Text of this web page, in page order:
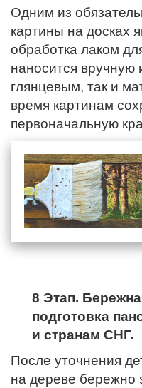
Одним из
картины на досках
обработка лаком
наносится вручную
глянцевым, так и
время картинам
первоначальную
8 Этап.
подготовка
и странам СНГ.
После уточнения
на дереве